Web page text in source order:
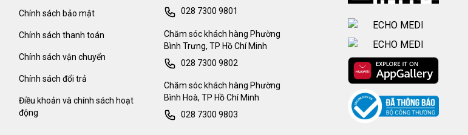
Chính sách bảo mật
Chính sách thanh toán
Chính sách vận chuyển
Chính sách đổi trả
Điều khoản và chính sách hoạt
động
028 7300 9801
Chăm sóc khách hàng Phường
Bình Trưng, TP Hồ Chí Minh
028 7300 9802
Chăm sóc khách hàng Phường
Bình Hoà, TP Hồ Chí Minh
028 7300 9803